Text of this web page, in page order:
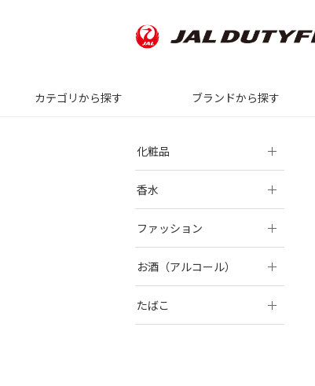
カテゴリから探す ブランドから探す
化粧品
香水
ファッション
お酒（アルコール）
たばこ